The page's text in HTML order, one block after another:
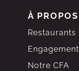
À PROPOS
Restaurants
Notre CFA